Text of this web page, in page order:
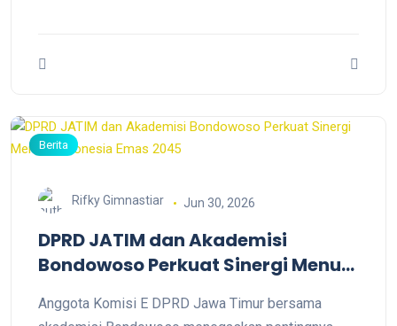
KH Abdul Karim, Lirboyo)
Berita
Rifky Gimnastiar Jun 30, 2026
DPRD JATIM dan Akademisi
Bondowoso Perkuat Sinergi Menuju
Anggota Komisi E DPRD Jawa Timur bersama